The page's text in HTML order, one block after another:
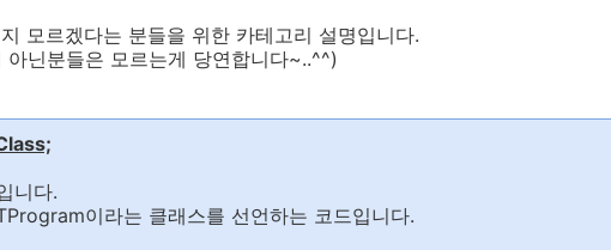
모르겠다는 분들을 위한 카테고리 설명입니다.
아닌분들은 모르는게 당연합니다~..^^)
니다.
이라는 클래스를 선언하는 코드입니다.